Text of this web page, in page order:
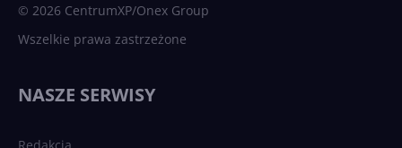
© 2026 CentrumXP/Onex Group
Wszelkie prawa zastrzeżone
NASZE SERWISY